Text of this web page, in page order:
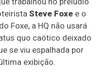
Steve Foxe e o
Foxe, a HQ não usará
quo caótico deixado
se viu espalhada por
exibição.